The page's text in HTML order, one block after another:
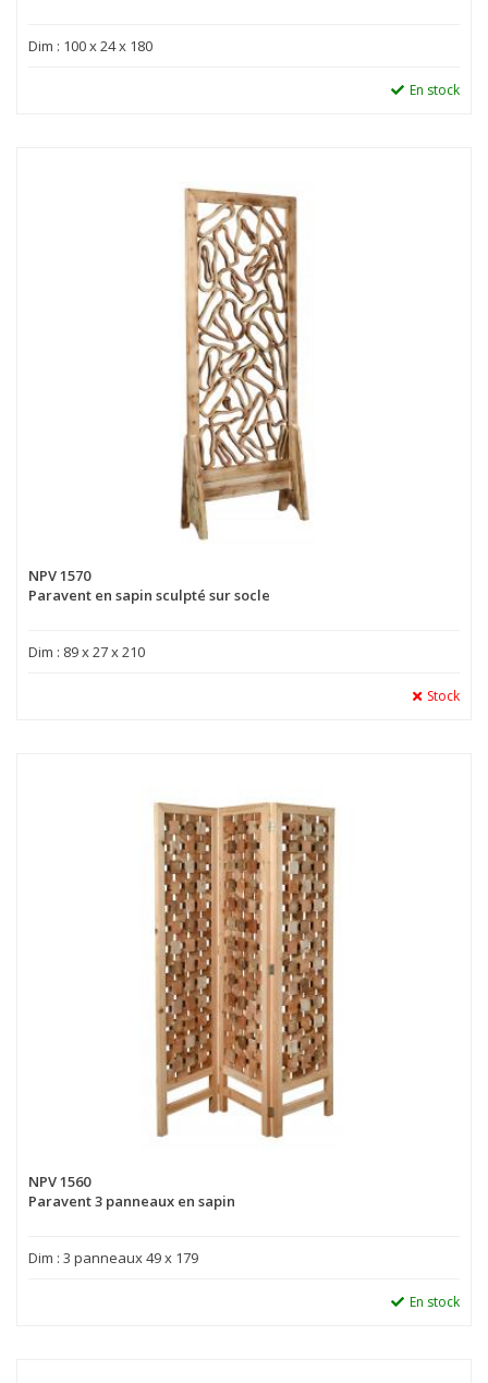
Dim : 100 x 24 x 180
En stock
NPV 1570
Paravent en sapin sculpté sur socle
Dim : 89 x 27 x 210
Stock
NPV 1560
Paravent 3 panneaux en sapin
Dim : 3 panneaux 49 x 179
En stock